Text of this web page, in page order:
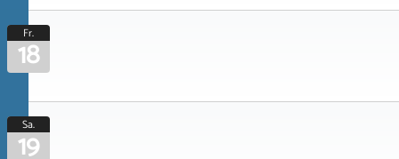
Fr.
18
Sa.
19